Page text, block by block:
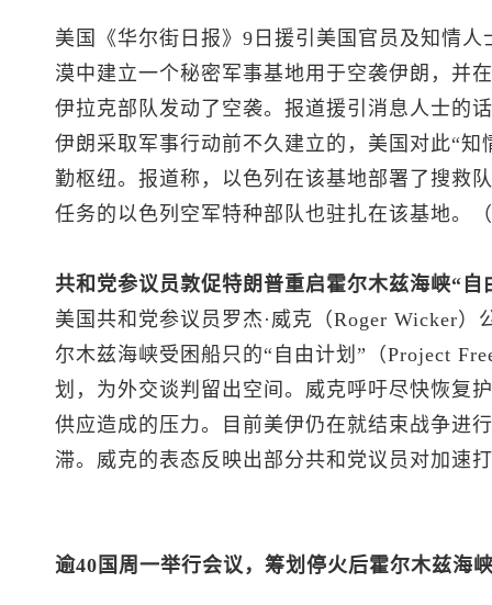
美国《华尔街日报》9日援引美国官员及知情
漠中建立一个秘密军事基地用于空袭伊朗，并
伊拉克部队发动了空袭。报道援引消息人士的
伊朗采取军事行动前不久建立的，美国对此“
勤枢纽。报道称，以色列在该基地部署了搜救
任务的以色列空军特种部队也驻扎在该基地。
共和党参议员敦促特朗普重启霍尔木兹海峡“自
美国共和党参议员罗杰·威克（Roger Wicker
尔木兹海峡受困船只的“自由计划”（Project
划，为外交谈判留出空间。威克呼吁尽快恢复
供应造成的压力。目前美伊仍在就结束战争进
滞。威克的表态反映出部分共和党议员对加速
逾40国周一举行会议，筹划停火后霍尔木兹海